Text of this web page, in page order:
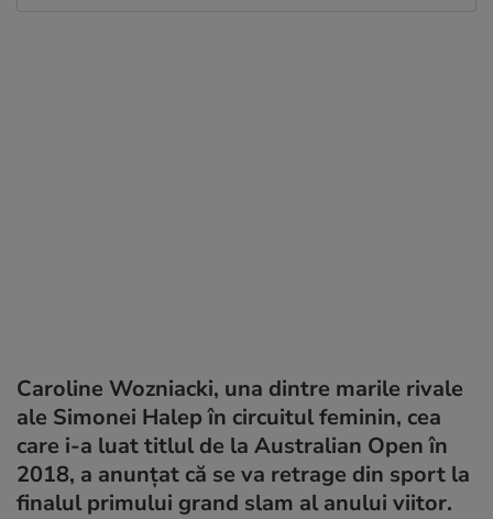
Caroline Wozniacki, una dintre marile rivale
ale Simonei Halep în circuitul feminin, cea
care i-a luat titlul de la Australian Open în
2018, a anunțat că se va retrage din sport la
finalul primului grand slam al anului viitor.